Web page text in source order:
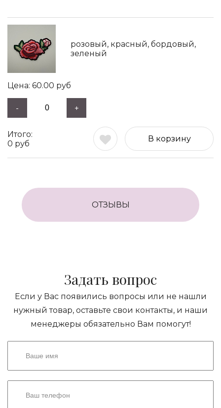
розовый, красный, бордовый,
зеленый
60.00 руб
- +
0 руб
В корзину
ОТЗЫВЫ
Задать вопрос
Если у Вас появились вопросы или не нашли
нужный товар, оставьте свои контакты, и наши
менеджеры обязательно Вам помогут!